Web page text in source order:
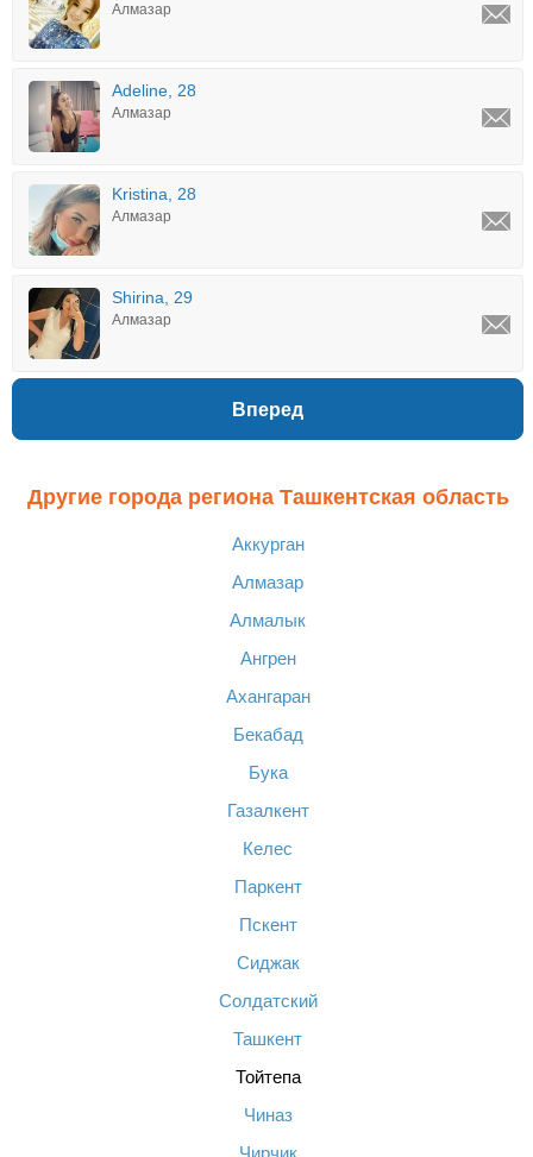
Алмазар
Adeline, 28
Алмазар
Kristina, 28
Алмазар
Shirina, 29
Алмазар
Вперед
Другие города региона Ташкентская область
Аккурган
Алмазар
Алмалык
Ангрен
Ахангаран
Бекабад
Бука
Газалкент
Келес
Паркент
Пскент
Сиджак
Солдатский
Ташкент
Тойтепа
Чиназ
Чирчик